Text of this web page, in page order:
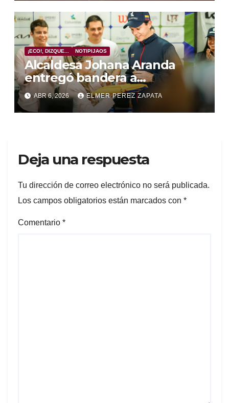
¡ECO!, DIZQUE... NOTIPIJAOS
Alcaldesa Johana Aranda
entregó bandera a
delegación de Colombia que
estará en la ‘Billie Jean King
Cup’ en Ibagué
ABR 6, 2026 ELMER PEREZ ZAPATA
Deja una respuesta
Tu dirección de correo electrónico no será publicada.
Los campos obligatorios están marcados con *
Comentario *